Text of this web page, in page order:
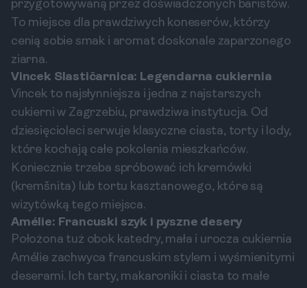
przygotowywaną przez doświadczonych baristów.
To miejsce dla prawdziwych koneserów, którzy
cenią sobie smak i aromat doskonale zaparzonego
ziarna.
Vincek Slastičarnica: Legendarna cukiernia
Vincek to najsłynniejsza i jedna z najstarszych
cukierni w Zagrzebiu, prawdziwa instytucja. Od
dziesięcioleci serwuje klasyczne ciasta, torty i lody,
które kochają całe pokolenia mieszkańców.
Koniecznie trzeba spróbować ich kremówki
(kremšnita) lub tortu kasztanowego, które są
wizytówką tego miejsca.
Amélie: Francuski szyk i pyszne desery
Położona tuż obok katedry, mała i urocza cukiernia
Amélie zachwyca francuskim stylem i wyśmienitymi
deserami. Ich tarty, makaroniki i ciasta to małe